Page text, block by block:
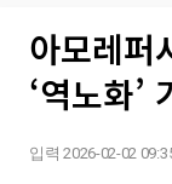
아모레퍼
‘역노화’
입력 2026-02-02